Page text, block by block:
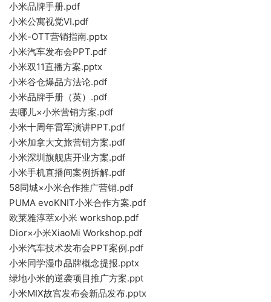
小米品牌手册.pdf
小米公寓视觉VI.pdf
小米-OTT营销指南.pptx
小米汽车发布会PPT.pdf
小米双11直播方案.pptx
小米谷仓爆品方法论.pdf
小米品牌手册（英）.pdf
去哪儿×小米营销方案.pdf
小米十周年雷军演讲PPT.pdf
小米加拿大文旅营销方案.pdf
小米深圳旗舰店开业方案.pdf
小米手机直播间案例拆解.pdf
58同城×小米合作推广营销.pdf
PUMA evoKNIT小米合作方案.pdf
欧莱雅淳萃x小米 workshop.pdf
Dior×小米XiaoMi Workshop.pdf
小米汽车技术发布会PPT案例.pdf
小米同学湿巾品牌概念提报.pptx
绿地小米的逆袭项目推广方案.ppt
小米MIX故宫发布会新品发布.pptx